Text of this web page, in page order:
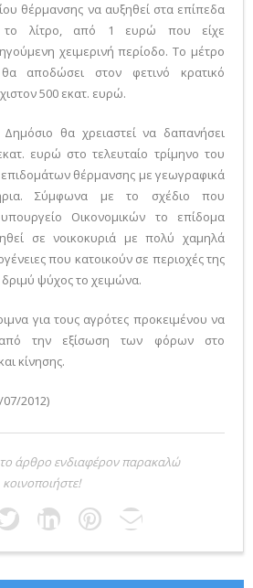
θέρμανσης να αυξηθεί στα επίπεδα
το λίτρο, από 1 ευρώ που είχε
χειμερινή περίοδο. Το μέτρο
αποδώσει στον φετινό κρατικό
500 εκατ. ευρώ.
θα χρειαστεί να δαπανήσει
ευρώ στο τελευταίο τρίμηνο του
επιδομάτων θέρμανσης με γεωγραφικά
Σύμφωνα με το σχέδιο που
Οικονομικών το επίδομα
σε νοικοκυριά με πολύ χαμηλά
που κατοικούν σε περιοχές της
ψύχος το χειμώνα.
για τους αγρότες προκειμένου να
την εξίσωση των φόρων στο
κίνησης.
2012)
άρθρο ενδιαφέρον παρακαλώ
κοινοποιήστε!